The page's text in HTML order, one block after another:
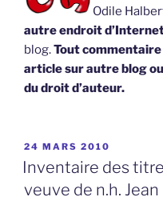
Odile
autre endroit
blog.Tout
article sur autre blog
du droit d’auteur.
PUBLIÉ
LE
24 MARS 2010
Inventaire des
veuve de n.h.